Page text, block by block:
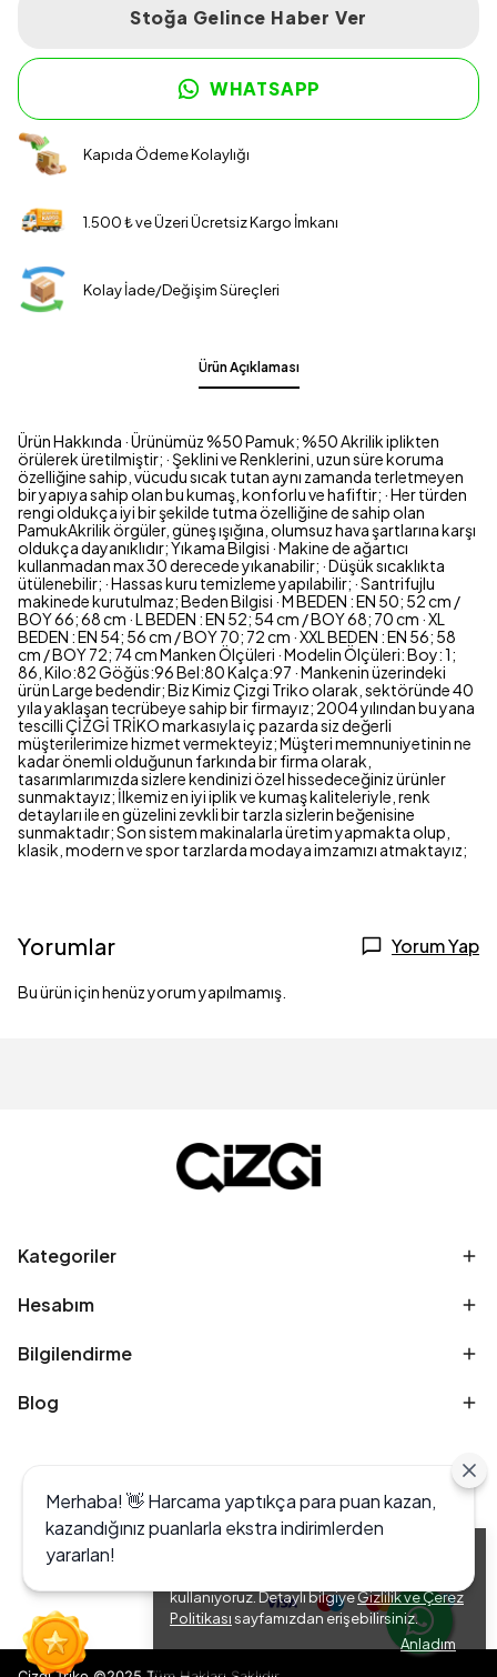
kullanıyoruz. Detaylı bilgiyeGizlilik ve Çerez
Politikasısayfamızdan erişebilirsiniz.
Anladım
Stoğa Gelince Haber Ver
WHATSAPP
Kapıda Ödeme Kolaylığı
1.500 ₺ ve Üzeri Ücretsiz Kargo İmkanı
Kolay İade/Değişim Süreçleri
Ürün Açıklaması
Ürün Hakkında · Ürünümüz %50 Pamuk; %50 Akrilik iplikten
örülerek üretilmiştir; · Şeklini ve Renklerini, uzun süre koruma
özelliğine sahip, vücudu sıcak tutan aynı zamanda terletmeyen
bir yapıya sahip olan bu kumaş, konforlu ve hafiftir; · Her türden
rengi oldukça iyi bir şekilde tutma özelliğine de sahip olan
PamukAkrilik örgüler, güneş ışığına, olumsuz hava şartlarına karşı
oldukça dayanıklıdır; Yıkama Bilgisi · Makine de ağartıcı
kullanmadan max 30 derecede yıkanabilir; · Düşük sıcaklıkta
ütülenebilir; · Hassas kuru temizleme yapılabilir; · Santrifujlu
makinede kurutulmaz; Beden Bilgisi · M BEDEN : EN 50; 52 cm /
BOY 66; 68 cm · L BEDEN : EN 52; 54 cm / BOY 68; 70 cm · XL
BEDEN : EN 54; 56 cm / BOY 70; 72 cm · XXL BEDEN : EN 56; 58
cm / BOY 72; 74 cm Manken Ölçüleri · Modelin Ölçüleri: Boy: 1;
86, Kilo:82 Göğüs:96 Bel:80 Kalça:97 · Mankenin üzerindeki
ürün Large bedendir; Biz Kimiz Çizgi Triko olarak, sektöründe 40
yıla yaklaşan tecrübeye sahip bir firmayız; 2004 yılından bu yana
tescilli ÇİZGİ TRİKO markasıyla iç pazarda siz değerli
müşterilerimize hizmet vermekteyiz; Müşteri memnuniyetinin ne
kadar önemli olduğunun farkında bir firma olarak,
tasarımlarımızda sizlere kendinizi özel hissedeceğiniz ürünler
sunmaktayız; İlkemiz en iyi iplik ve kumaş kaliteleriyle, renk
detayları ile en güzelini zevkli bir tarzla sizlerin beğenisine
sunmaktadır; Son sistem makinalarla üretim yapmakta olup,
klasik, modern ve spor tarzlarda modaya imzamızı atmaktayız;
Yorumlar Yorum Yap
Bu ürün için henüz yorum yapılmamış.
Kategoriler
Hesabım
Bilgilendirme
Blog
Merhaba! 👋 Harcama yaptıkça para puan kazan,
kazandığınız puanlarla ekstra indirimlerden
yararlan!